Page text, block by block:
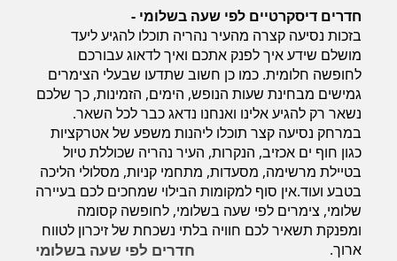
חדרים דיסקרטיים לפי שעה בשלומי -
בזכות נסיעה קצרה מהעיר נהריה תוכלו להגיע ליעד
מושלם שידע איך לפנק אתכם ואיך לדאוג עבורכם
לחופשה חלומית. כמו כן חשוב שתדעו שבעלי הצימרים
גמישים מבחינת שעות הנופש, הימים, הזמינות, כך שלכם
נשאר רק להגיע אלינו ואנחנו נדאג כבר לכל השאר.
במרחק נסיעה קצר תוכלו ליהנות משפע של אטרקציות
כגון חוף ים אכזיב, הנקרות, העיר נהריה שכוללת טיול
בטיילת מרשימה, מסעדות, מתחמי קניות, מסלולי הליכה
בטבע ועוד.אין סוף למקומות הבילוי שמחכים לכם בעיירה
שלומי, צימרים לפי שעה בשלומי, לחופשה קסומה
ומפנקת תשאיר לכם חוויה בלתי נשכחת של זיכרון לטווח
ארוך.
חדרים לפי שעה בשלומי